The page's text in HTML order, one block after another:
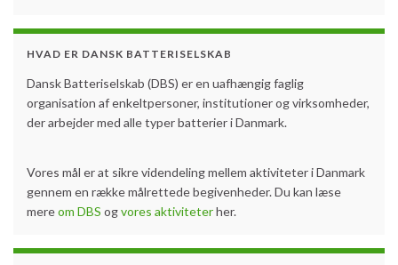
HVAD ER DANSK BATTERISELSKAB
Dansk Batteriselskab (DBS) er en uafhængig faglig
organisation af enkeltpersoner, institutioner og virksomheder,
der arbejder med alle typer batterier i Danmark.
Vores mål er at sikre videndeling mellem aktiviteter i Danmark
gennem en række målrettede begivenheder. Du kan læse
mereom DBS ogvores aktiviteterher.